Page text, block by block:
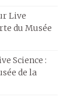
Live
du Musée
Science :
de la